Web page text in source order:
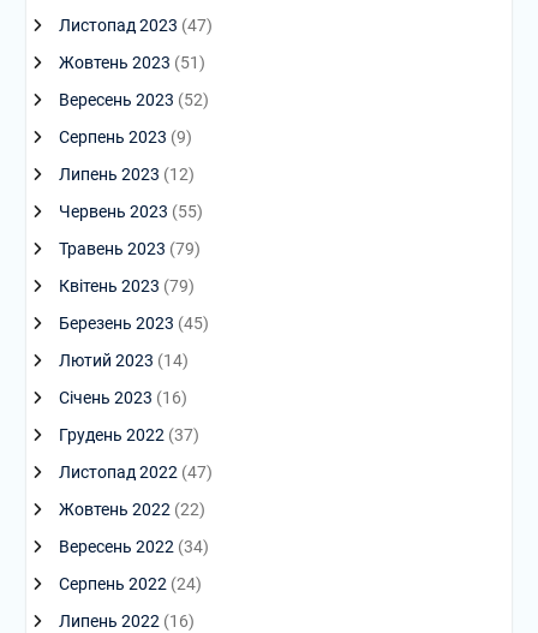
Листопад 2023 (47)
Жовтень 2023 (51)
Вересень 2023 (52)
Серпень 2023 (9)
Липень 2023 (12)
Червень 2023 (55)
Травень 2023 (79)
Квітень 2023 (79)
Березень 2023 (45)
Лютий 2023 (14)
Січень 2023 (16)
Грудень 2022 (37)
Листопад 2022 (47)
Жовтень 2022 (22)
Вересень 2022 (34)
Серпень 2022 (24)
Липень 2022 (16)